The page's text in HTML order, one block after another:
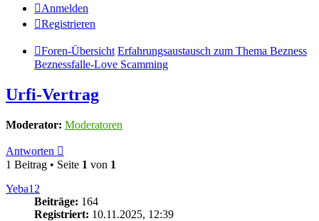
Anmelden
Registrieren
Foren-Übersicht Erfahrungsaustausch zum Thema Bezness
Beznessfalle-Love Scamming
Urfi-Vertrag
Moderator: Moderatoren
Antworten
1 Beitrag • Seite 1 von 1
Yeba12
Beiträge: 164
Registriert: 10.11.2025, 12:39